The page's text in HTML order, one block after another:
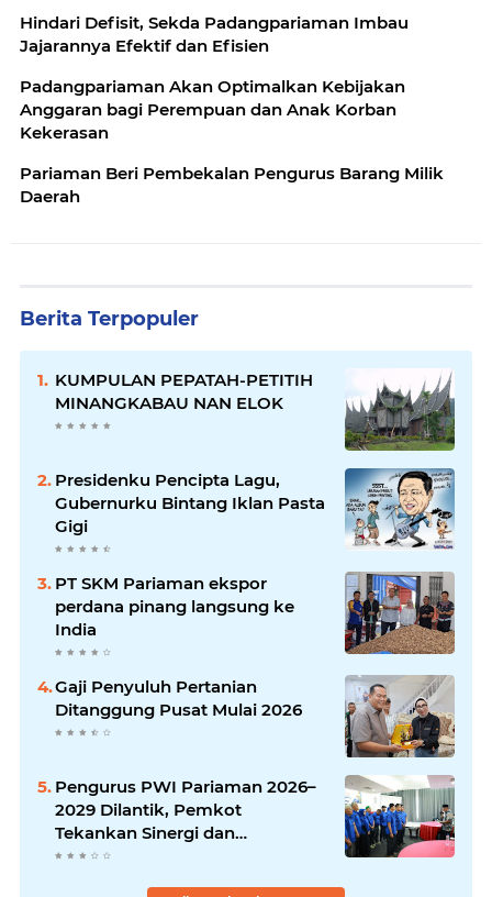
Hindari Defisit, Sekda Padangpariaman Imbau
Jajarannya Efektif dan Efisien
Padangpariaman Akan Optimalkan Kebijakan
Anggaran bagi Perempuan dan Anak Korban
Kekerasan
Pariaman Beri Pembekalan Pengurus Barang Milik
Daerah
Berita Terpopuler
KUMPULAN PEPATAH-PETITIH
MINANGKABAU NAN ELOK
Presidenku Pencipta Lagu,
Gubernurku Bintang Iklan Pasta
Gigi
PT SKM Pariaman ekspor
perdana pinang langsung ke
India
Gaji Penyuluh Pertanian
Ditanggung Pusat Mulai 2026
Pengurus PWI Pariaman 2026–
2029 Dilantik, Pemkot
Tekankan Sinergi dan
Profesionalisme Pers